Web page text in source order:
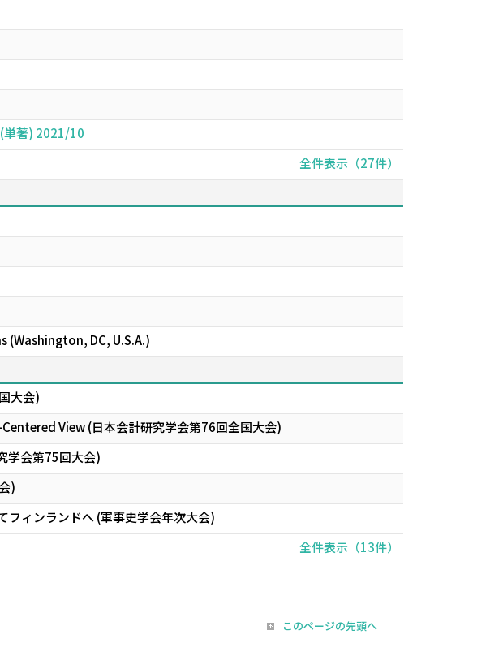
単著) 2021/10
全件表示（27件）
DC, U.S.A.)
大会)
View (日本会計研究学会第76回全国大会)
学会第75回大会)
)
ィンランドへ (軍事史学会年次大会)
全件表示（13件）
このページの先頭へ